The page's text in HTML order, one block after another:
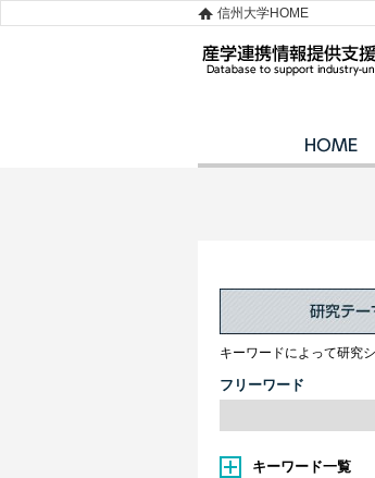
信州大学HOME
キーワードによって研究
フリーワード
キーワード一覧